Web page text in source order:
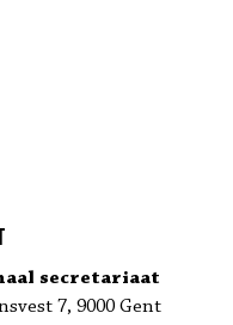
secretariaat
7, 9000 Gent